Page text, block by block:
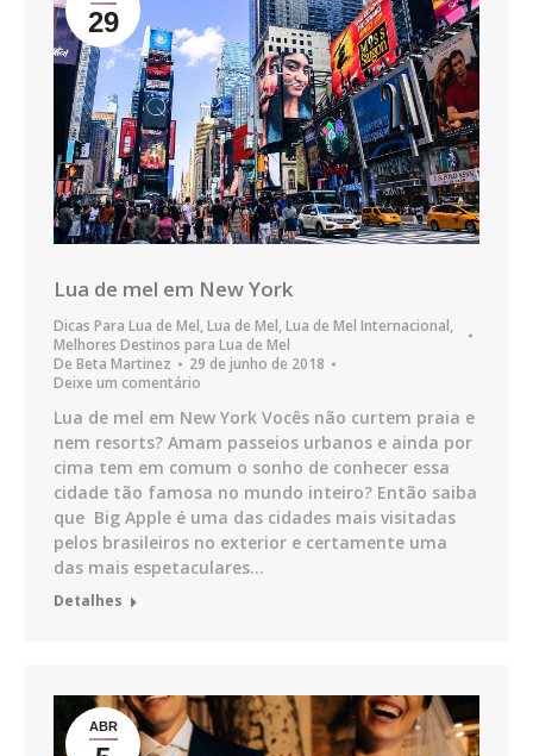
29
Lua de mel em New York
Dicas Para Lua de Mel,Lua de Mel,Lua de Mel Internacional,
Melhores Destinos para Lua de Mel
De Beta Martinez
29 de junho de 2018
Deixe um comentário
Lua de mel em New York Vocês não curtem praia e
nem resorts? Amam passeios urbanos e ainda por
cima tem em comum o sonho de conhecer essa
cidade tão famosa no mundo inteiro? Então saiba
que Big Apple é uma das cidades mais visitadas
pelos brasileiros no exterior e certamente uma
das mais espetaculares…
Detalhes
ABR